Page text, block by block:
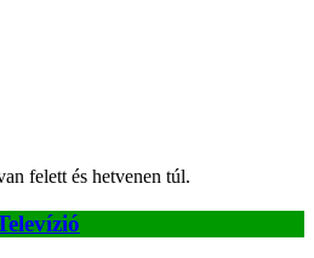
felett és hetvenen túl.